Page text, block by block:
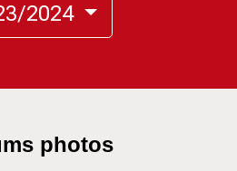
2024
photos